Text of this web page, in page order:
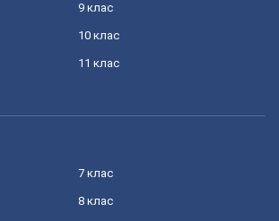
9 клас
10 клас
11 клас
7 клас
8 клас